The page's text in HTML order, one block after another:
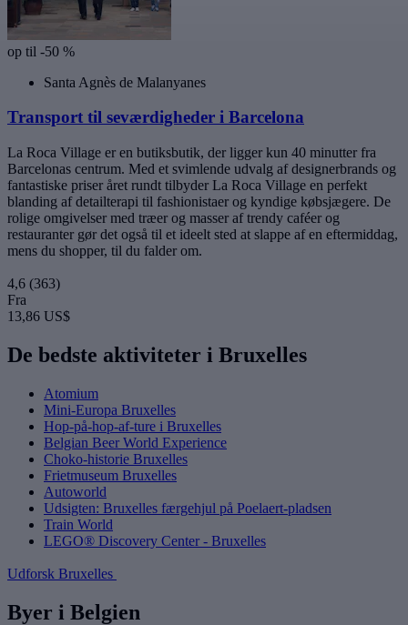
op til -50 %
Santa Agnès de Malanyanes
Transport til seværdigheder i Barcelona
La Roca Village er en butiksbutik, der ligger kun 40 minutter fra
Barcelonas centrum. Med et svimlende udvalg af designerbrands og
fantastiske priser året rundt tilbyder La Roca Village en perfekt
blanding af detailterapi til fashionistaer og kyndige købsjægere. De
rolige omgivelser med træer og masser af trendy caféer og
restauranter gør det også til et ideelt sted at slappe af en eftermiddag,
mens du shopper, til du falder om.
4,6 (363)
Fra
13,86 US$
De bedste aktiviteter i Bruxelles
Atomium
Mini-Europa Bruxelles
Hop-på-hop-af-ture i Bruxelles
Belgian Beer World Experience
Choko-historie Bruxelles
Frietmuseum Bruxelles
Autoworld
Udsigten: Bruxelles færgehjul på Poelaert-pladsen
Train World
LEGO® Discovery Center - Bruxelles
Udforsk Bruxelles
Byer i Belgien